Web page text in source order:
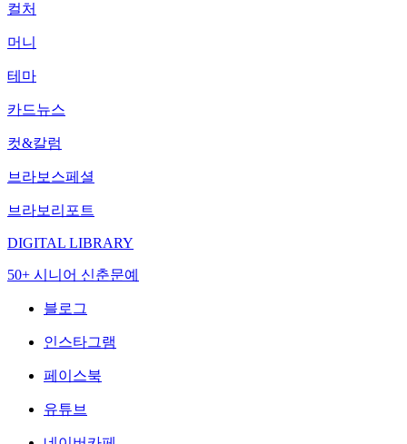
컬처
머니
테마
카드뉴스
컷&칼럼
브라보스페셜
브라보리포트
DIGITAL LIBRARY
50+ 시니어 신춘문예
블로그
인스타그램
페이스북
유튜브